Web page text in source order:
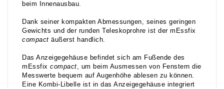
beim Innenausbau.
Dank seiner kompakten Abmessungen, seines geringen
Gewichts und der runden Teleskoprohre ist der mEssfix
compact äußerst handlich.
Das Anzeigegehäuse befindet sich am Fußende des
mEssfix compact, um beim Ausmessen von Fenstern die
Messwerte bequem auf Augenhöhe ablesen zu können.
Eine Kombi-Libelle ist in das Anzeigegehäuse integriert